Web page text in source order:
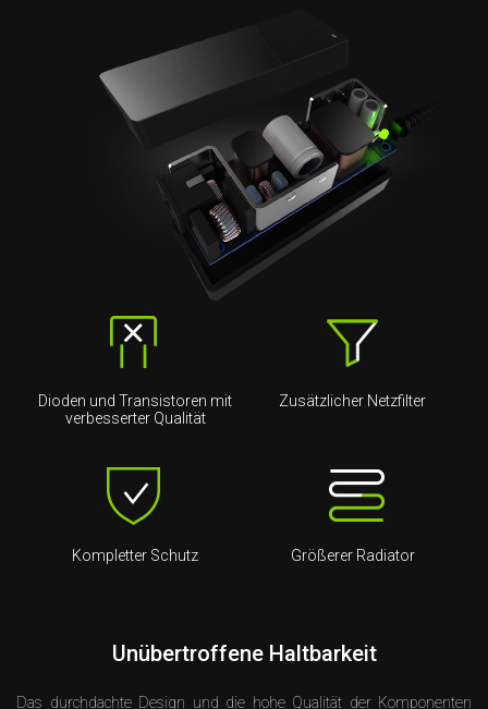
Dioden und Transistoren mit
verbesserter Qualität
Zusätzlicher Netzfilter
Kompletter Schutz Größerer Radiator
Unübertroffene Haltbarkeit
Das durchdachte Design und die hohe Qualität der Komponenten